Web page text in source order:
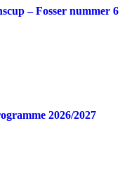
– Fosser nummer 6
2026/2027